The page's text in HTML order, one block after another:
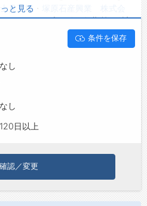
由
・面接対策など)
見工場
などがあり、未経験や短期等ご希望
求人サイトであるジョブズゴーで
24件取り扱っており、そのうち
の求人
方の再就職も可能です。 長野県
の求人・転職情報を探している方
してみてくださいね。
と見る
条件を保存
し
し
日以上
確認／変更